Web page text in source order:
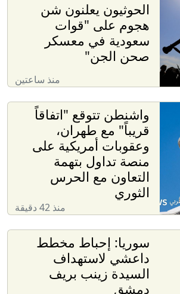
الحوثيون يعلنون شن
هجوم على "قوات
سعودية في معسكر
صحن الجن"
منذ ساعتين
واشنطن تتوقع "اتفاقاً
قريباً" مع طهران،
وعقوبات أمريكية على
منصة تداول بتهمة
التعاون مع الحرس
الثوري
منذ 42 دقيقة
سوريا: إحباط مخطط
داعشي لاستهداف
السيدة زينب بريف
دمشق